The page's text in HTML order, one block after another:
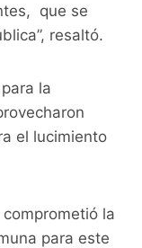
que se
resaltó.
la
el lucimiento
la
para este